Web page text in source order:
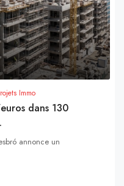
Immo
dans 130
annonce un